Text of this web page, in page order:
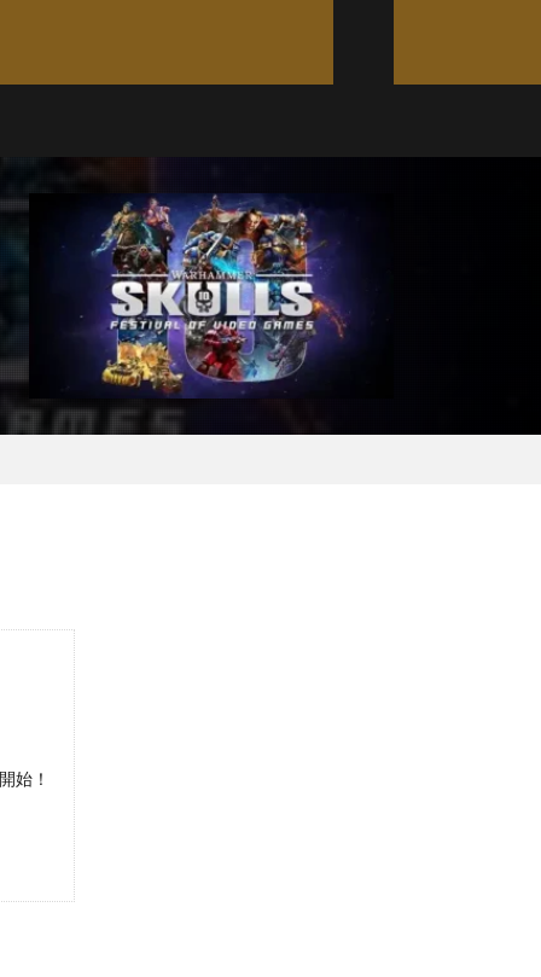
始！